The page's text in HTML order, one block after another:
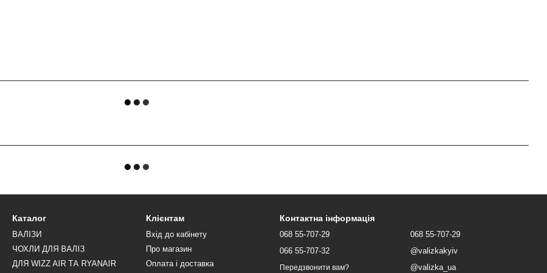
Каталог
ВАЛІЗИ
ЧОХЛИ ДЛЯ ВАЛІЗ
ДЛЯ WIZZ AIR ТА RYANAIR
Клієнтам
Вхід до кабінету
Про магазин
Оплата і доставка
Контактна інформація
068 55-707-29
066 55-707-32
Передзвонити вам?
068 55-707-29
@valizkakyiv
@valizka_ua